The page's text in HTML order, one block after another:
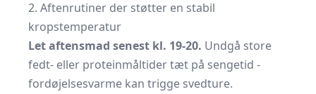
2. Aftenrutiner der støtter en stabil
kropstemperatur
Let aftensmad senest kl. 19-20. Undgå store
fedt- eller protein­måltider tæt på sengetid -
fordøjelsesvarme kan trigge svedture.